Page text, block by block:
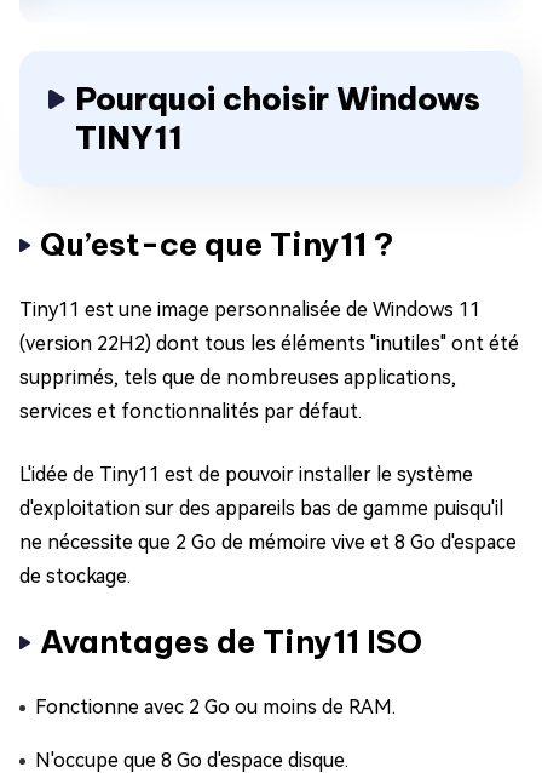
Pourquoi choisir Windows
TINY11
Qu’est-ce que Tiny11 ?
Tiny11 est une image personnalisée de Windows 11
(version 22H2) dont tous les éléments "inutiles" ont été
supprimés, tels que de nombreuses applications,
services et fonctionnalités par défaut.
L'idée de Tiny11 est de pouvoir installer le système
d'exploitation sur des appareils bas de gamme puisqu'il
ne nécessite que 2 Go de mémoire vive et 8 Go d'espace
de stockage.
Avantages de Tiny11 ISO
Fonctionne avec 2 Go ou moins de RAM.
N'occupe que 8 Go d'espace disque.